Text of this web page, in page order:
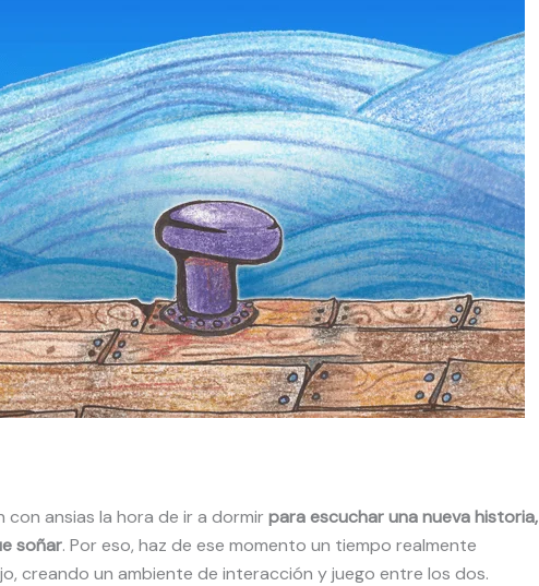
con ansias la hora de ir a dormirpara escuchar una nueva historia,
soñar. Por eso, haz de ese momento un tiempo realmente
creando un ambiente de interacción y juego entre los dos.